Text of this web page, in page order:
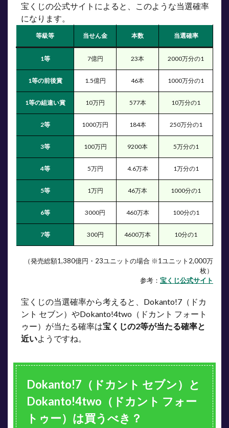
宝くじの公式サイトによると、このような当選確率
になります。
等級等 当せん金 本数 当選確率
1等 7億円 23本 2000万分の1
1等の前後賞 1.5億円 46本 1000万分の1
1等の組違い賞 10万円 577本 10万分の1
2等 1000万円 184本 250万分の1
3等 100万円 9200本 5万分の1
4等 5万円 4.6万本 1万分の1
5等 1万円 46万本 1000分の1
6等 3000円 460万本 100分の1
7等 300円 4600万本 10分の1
（発売総額1,380億円・23ユニットの場合 ※1ユニット2,000万
枚）
参考： 宝くじ公式サイト
宝くじの当選確率から考えると、Dokanto!7（ドカ
ント セブン）やDokanto!4two（ドカント フォート
ゥー）が当たる確率は宝くじの2等が当たる確率と
近いようですね。
Dokanto!7（ドカント セブン）と
Dokanto!4two（ドカント フォー
トゥー）は買うべき？